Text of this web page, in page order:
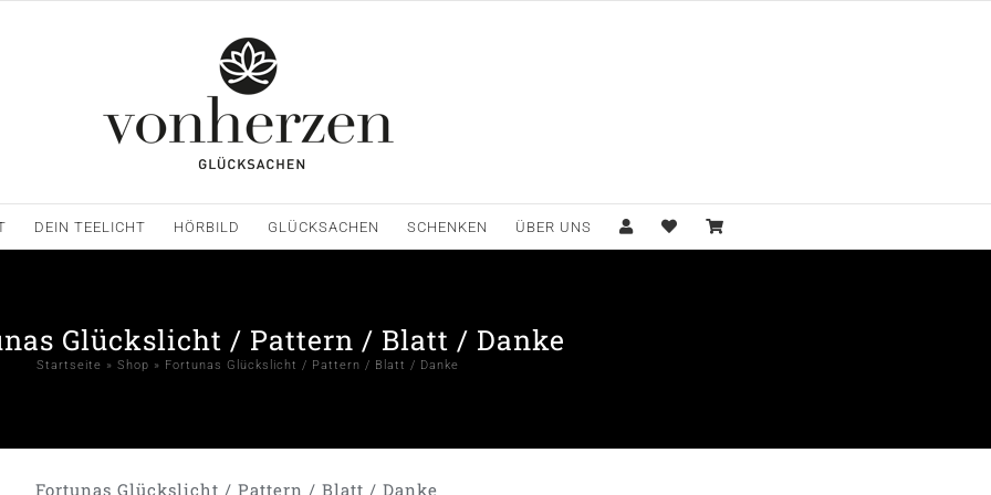
DEIN TEELICHT HÖRBILD GLÜCKSACHEN SCHENKEN ÜBER UNS
Glückslicht / Pattern / Blatt / Danke
Startseite » Shop » Fortunas Glückslicht / Pattern / Blatt / Danke
Fortunas Glückslicht / Pattern / Blatt / Danke